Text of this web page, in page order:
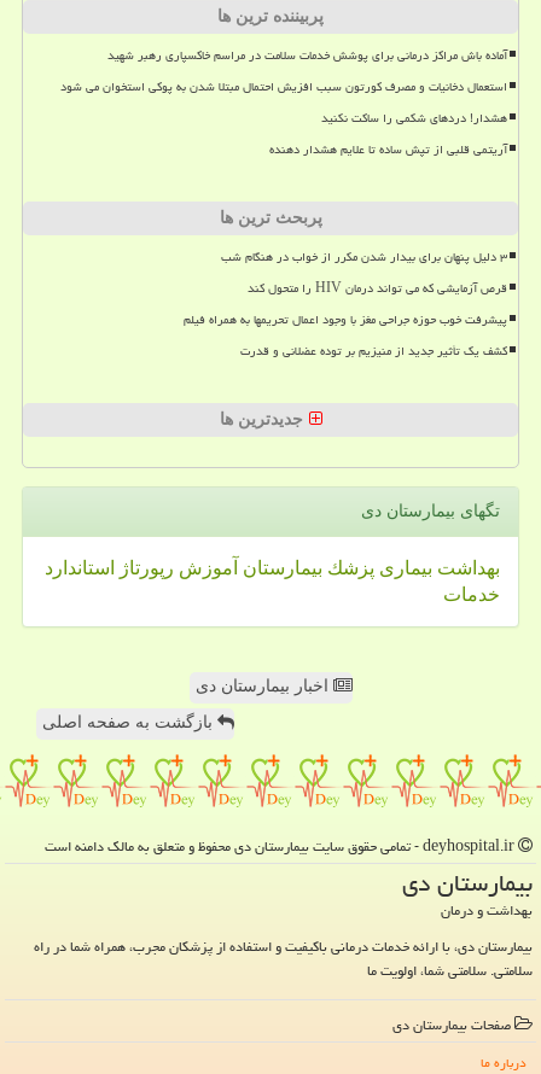
پربیننده ترین ها
آماده باش مراکز درمانی برای پوشش خدمات سلامت در مراسم خاکسپاری رهبر شهید
استعمال دخانیات و مصرف کورتون سبب افزیش احتمال مبتلا شدن به پوکی استخوان می شود
هشدار! دردهای شکمی را ساکت نکنید
آریتمی قلبی از تپش ساده تا علایم هشدار دهنده
پربحث ترین ها
۳ دلیل پنهان برای بیدار شدن مکرر از خواب در هنگام شب
قرص آزمایشی که می تواند درمان HIV را متحول کند
پیشرفت خوب حوزه جراحی مغز با وجود اعمال تحریمها به همراه فیلم
کشف یک تأثیر جدید از منیزیم بر توده عضلانی و قدرت
جدیدترین ها
تگهای بیمارستان دی
بهداشت بیماری پزشك بیمارستان آموزش رپورتاژ
استاندارد
خدمات
اخبار بیمارستان دی
بازگشت به صفحه اصلی
بیمارستان دی
بهداشت و درمان
بیمارستان دی، با ارائه خدمات درمانی باکیفیت و استفاده از پزشکان مجرب، همراه شما در راه
سلامتی. سلامتی شما، اولویت ما
صفحات بیمارستان دی
درباره ما